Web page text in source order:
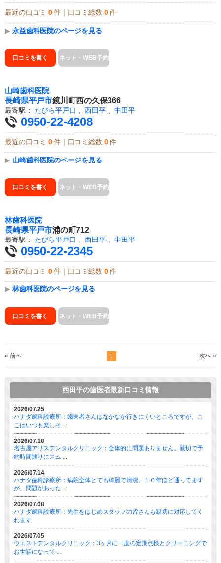
最近の口コミ 0 件｜口コミ総数 0 件
▶ 永益歯科医院のページを見る
口コミを書く ネット・WEB予約
山崎歯科医院
長崎県平戸市鏡川町西の久保366
最寄駅： たびら平戸口 西田平 中田平
0950-22-4208
最近の口コミ 0 件｜口コミ総数 0 件
▶ 山崎歯科医院のページを見る
口コミを書く ネット・WEB予約
林歯科医院
長崎県平戸市浦の町712
最寄駅： たびら平戸口 西田平 中田平
0950-22-2345
最近の口コミ 0 件｜口コミ総数 0 件
▶ 林歯科医院のページを見る
口コミを書く ネット・WEB予約
« 前へ 1 次へ »
西田平の歯医者最新口コミ情報
2026/07/25
ハナダ歯科診療所：歯医者さんはなかなか行きにくいところですが、こ
こはいつも楽しそ ...
2026/07/18
名古屋アリスデンタルクリニック：全体的に問題ありません。親切で予
約時間通りにスム ...
2026/07/14
ハナダ歯科診療所：病院全体とても綺麗で清潔。１０年ほど通ってます
が、問題があった ...
2026/07/08
ハナダ歯科診療所：先生をはじめスタッフの皆さんも親切に対応してく
れます
2026/07/05
ウエストデンタルクリニック：3ヶ月に一度の定期点検とクリーニングで
お世話になって ...